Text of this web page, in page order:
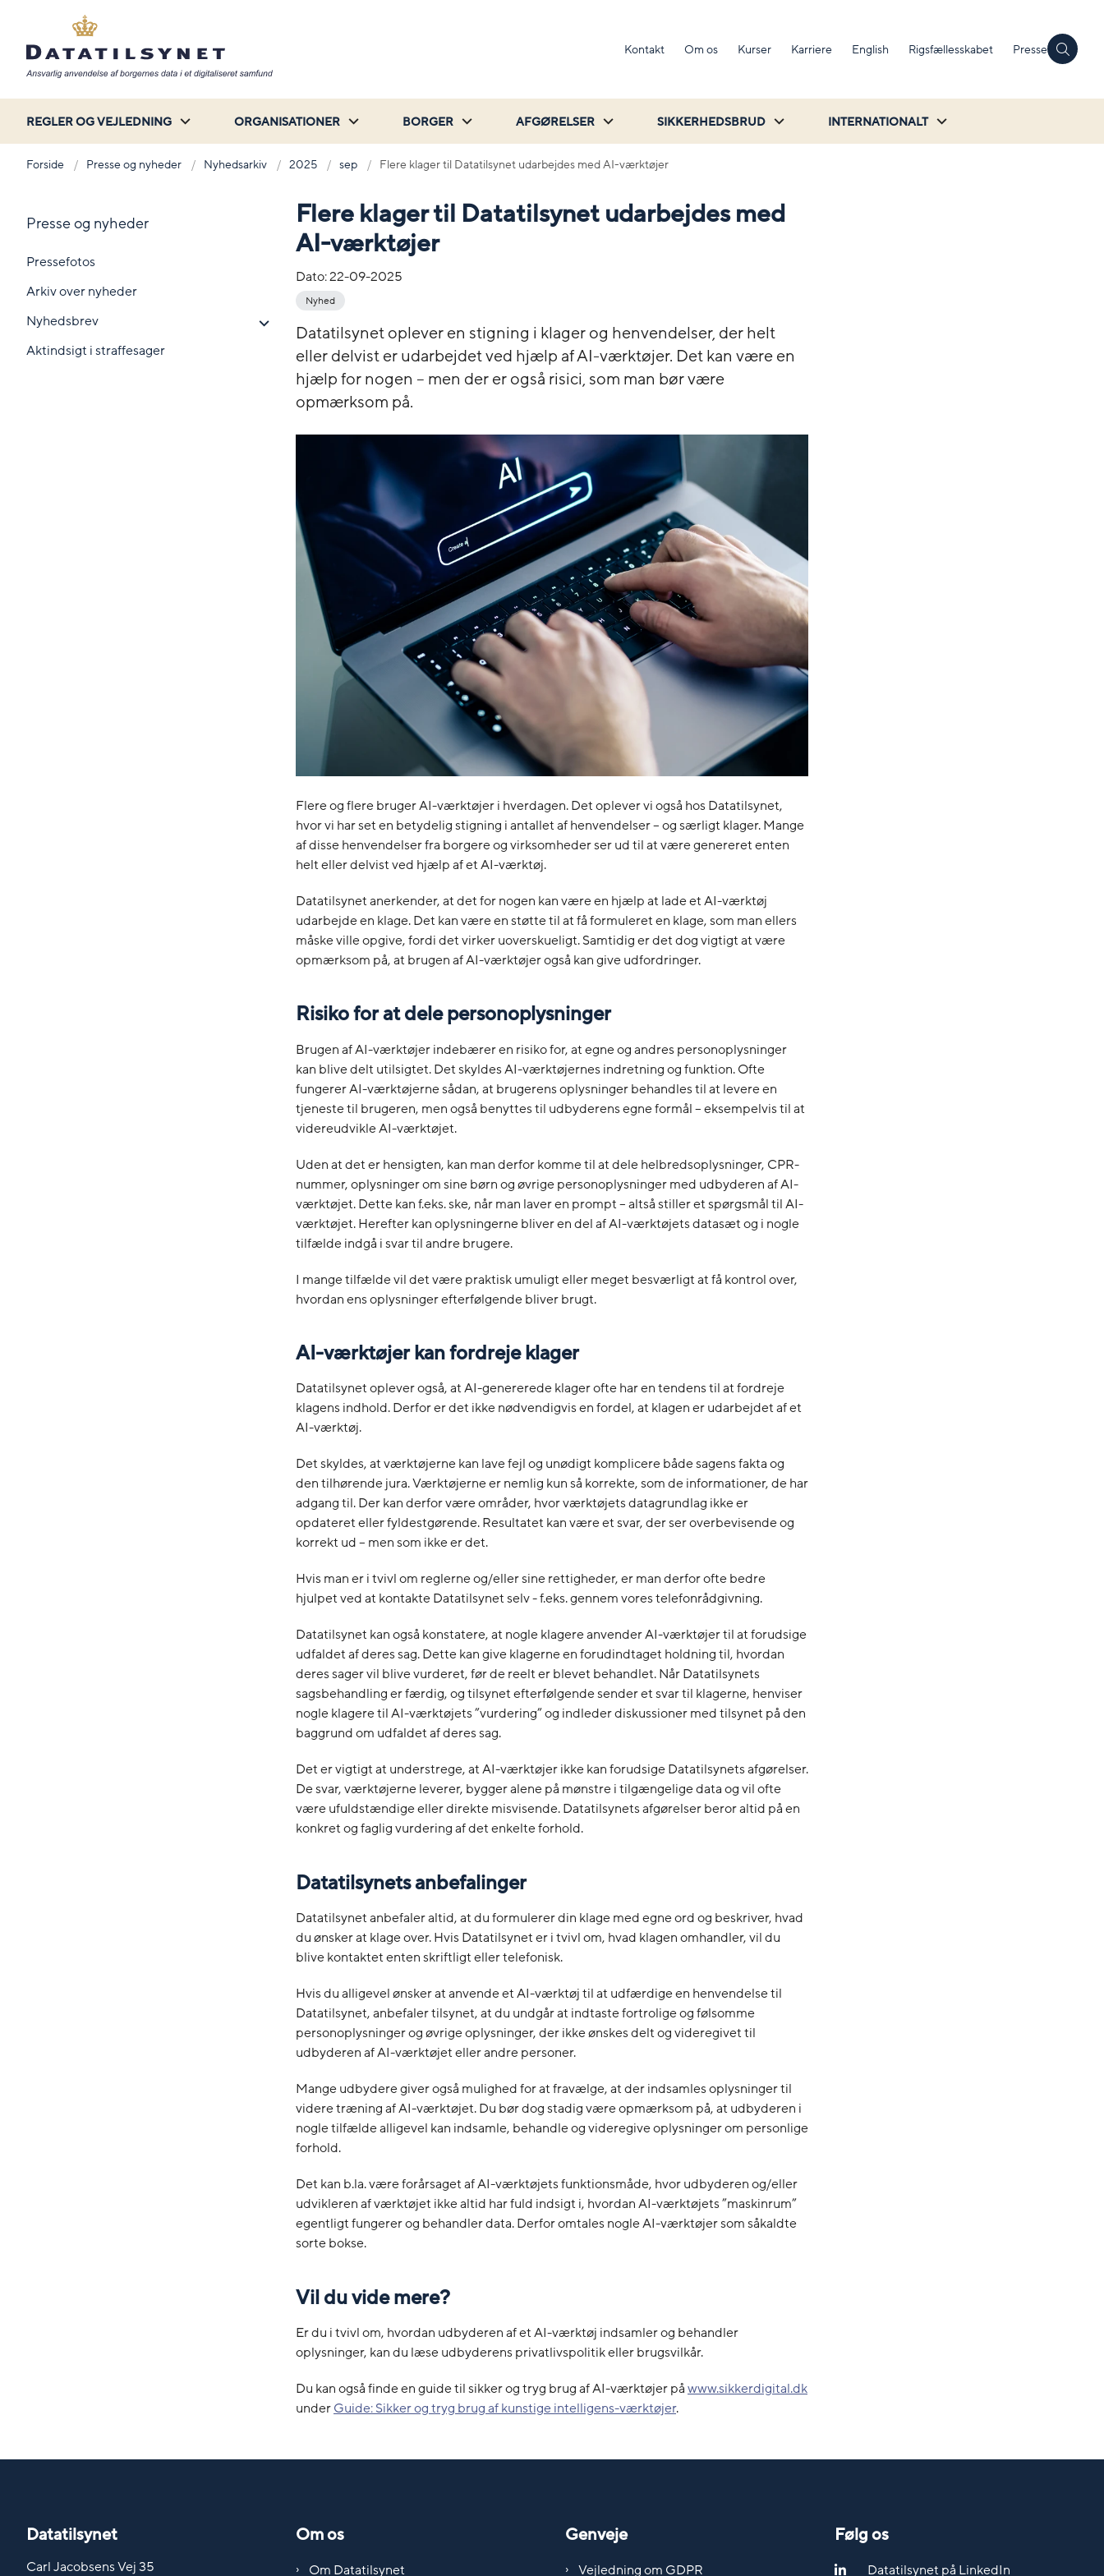
Kontakt Om os Kurser Karriere English Rigsfællesskabet Presse
REGLER OG VEJLEDNING ORGANISATIONER BORGER AFGØRELSER SIKKERHEDSBRUD INTERNATIONALT
Forside Presse og nyheder Nyhedsarkiv 2025 sep Flere klager til Datatilsynet udarbejdes med AI-værktøjer
Presse og nyheder
Pressefotos
Arkiv over nyheder
Nyhedsbrev
Aktindsigt i straffesager
Flere klager til Datatilsynet udarbejdes med
AI-værktøjer
Dato:22-09-2025
Nyhed
Datatilsynet oplever en stigning i klager og henvendelser, der helt
eller delvist er udarbejdet ved hjælp af AI-værktøjer. Det kan være en
hjælp for nogen – men der er også risici, som man bør være
opmærksom på.
Flere og flere bruger AI-værktøjer i hverdagen. Det oplever vi også hos Datatilsynet,
hvor vi har set en betydelig stigning i antallet af henvendelser – og særligt klager. Mange
af disse henvendelser fra borgere og virksomheder ser ud til at være genereret enten
helt eller delvist ved hjælp af et AI-værktøj.
Datatilsynet anerkender, at det for nogen kan være en hjælp at lade et AI-værktøj
udarbejde en klage. Det kan være en støtte til at få formuleret en klage, som man ellers
måske ville opgive, fordi det virker uoverskueligt. Samtidig er det dog vigtigt at være
opmærksom på, at brugen af AI-værktøjer også kan give udfordringer.
Risiko for at dele personoplysninger
Brugen af AI-værktøjer indebærer en risiko for, at egne og andres personoplysninger
kan blive delt utilsigtet. Det skyldes AI-værktøjernes indretning og funktion. Ofte
fungerer AI-værktøjerne sådan, at brugerens oplysninger behandles til at levere en
tjeneste til brugeren, men også benyttes til udbyderens egne formål – eksempelvis til at
videreudvikle AI-værktøjet.
Uden at det er hensigten, kan man derfor komme til at dele helbredsoplysninger, CPR-
nummer, oplysninger om sine børn og øvrige personoplysninger med udbyderen af AI-
værktøjet. Dette kan f.eks. ske, når man laver en prompt – altså stiller et spørgsmål til AI-
værktøjet. Herefter kan oplysningerne bliver en del af AI-værktøjets datasæt og i nogle
tilfælde indgå i svar til andre brugere.
I mange tilfælde vil det være praktisk umuligt eller meget besværligt at få kontrol over,
hvordan ens oplysninger efterfølgende bliver brugt.
AI-værktøjer kan fordreje klager
Datatilsynet oplever også, at AI-genererede klager ofte har en tendens til at fordreje
klagens indhold. Derfor er det ikke nødvendigvis en fordel, at klagen er udarbejdet af et
AI-værktøj.
Det skyldes, at værktøjerne kan lave fejl og unødigt komplicere både sagens fakta og
den tilhørende jura. Værktøjerne er nemlig kun så korrekte, som de informationer, de har
adgang til. Der kan derfor være områder, hvor værktøjets datagrundlag ikke er
opdateret eller fyldestgørende. Resultatet kan være et svar, der ser overbevisende og
korrekt ud – men som ikke er det.
Hvis man er i tvivl om reglerne og/eller sine rettigheder, er man derfor ofte bedre
hjulpet ved at kontakte Datatilsynet selv - f.eks. gennem vores telefonrådgivning.
Datatilsynet kan også konstatere, at nogle klagere anvender AI-værktøjer til at forudsige
udfaldet af deres sag. Dette kan give klagerne en forudindtaget holdning til, hvordan
deres sager vil blive vurderet, før de reelt er blevet behandlet. Når Datatilsynets
sagsbehandling er færdig, og tilsynet efterfølgende sender et svar til klagerne, henviser
nogle klagere til AI-værktøjets ”vurdering” og indleder diskussioner med tilsynet på den
baggrund om udfaldet af deres sag.
Det er vigtigt at understrege, at AI-værktøjer ikke kan forudsige Datatilsynets afgørelser.
De svar, værktøjerne leverer, bygger alene på mønstre i tilgængelige data og vil ofte
være ufuldstændige eller direkte misvisende. Datatilsynets afgørelser beror altid på en
konkret og faglig vurdering af det enkelte forhold.
Datatilsynets anbefalinger
Datatilsynet anbefaler altid, at du formulerer din klage med egne ord og beskriver, hvad
du ønsker at klage over. Hvis Datatilsynet er i tvivl om, hvad klagen omhandler, vil du
blive kontaktet enten skriftligt eller telefonisk.
Hvis du alligevel ønsker at anvende et AI-værktøj til at udfærdige en henvendelse til
Datatilsynet, anbefaler tilsynet, at du undgår at indtaste fortrolige og følsomme
personoplysninger og øvrige oplysninger, der ikke ønskes delt og videregivet til
udbyderen af AI-værktøjet eller andre personer.
Mange udbydere giver også mulighed for at fravælge, at der indsamles oplysninger til
videre træning af AI-værktøjet. Du bør dog stadig være opmærksom på, at udbyderen i
nogle tilfælde alligevel kan indsamle, behandle og videregive oplysninger om personlige
forhold.
Det kan b.la. være forårsaget af AI-værktøjets funktionsmåde, hvor udbyderen og/eller
udvikleren af værktøjet ikke altid har fuld indsigt i, hvordan AI-værktøjets ”maskinrum”
egentligt fungerer og behandler data. Derfor omtales nogle AI-værktøjer som såkaldte
sorte bokse.
Vil du vide mere?
Er du i tvivl om, hvordan udbyderen af et AI-værktøj indsamler og behandler
oplysninger, kan du læse udbyderens privatlivspolitik eller brugsvilkår.
Du kan også finde en guide til sikker og tryg brug af AI-værktøjer påwww.sikkerdigital.dk
underGuide: Sikker og tryg brug af kunstige intelligens-værktøjer.
Datatilsynet
Carl Jacobsens Vej 35
Om os
Om Datatilsynet
Genveje
Vejledning om GDPR
Følg os
Datatilsynet på LinkedIn